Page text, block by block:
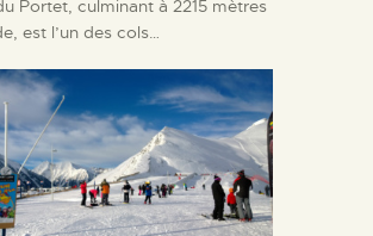
Portet, culminant à 2215 mètres
est l’un des cols…